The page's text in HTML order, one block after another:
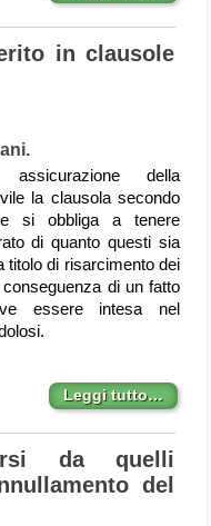
in clausole
della
la clausola secondo
si obbliga a tenere
di quanto questi sia
titolo di risarcimento dei
di un fatto
essere intesa nel
Leggi tutto…
da quelli
del